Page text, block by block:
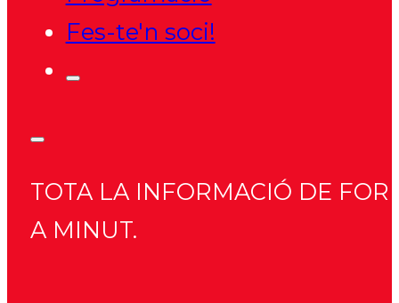
Fes-te'n soci!
TOTA LA INFORMACIÓ DE
A MINUT.